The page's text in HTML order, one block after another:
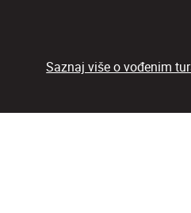
Saznaj više o vođenim